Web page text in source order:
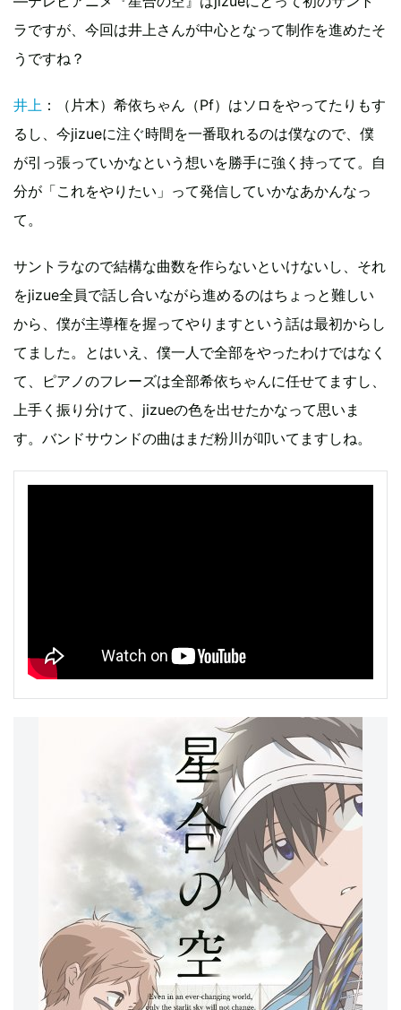
ラですが、今回は井上さんが中心となって制作を進めたそ
うですね？
井上 ：（片木）希依ちゃん（Pf）はソロをやってたりもす
るし、今jizueに注ぐ時間を一番取れるのは僕なので、僕
が引っ張っていかなという想いを勝手に強く持ってて。自
分が「これをやりたい」って発信していかなあかんなっ
て。
サントラなので結構な曲数を作らないといけないし、それ
をjizue全員で話し合いながら進めるのはちょっと難しい
から、僕が主導権を握ってやりますという話は最初からし
てました。とはいえ、僕一人で全部をやったわけではなく
て、ピアノのフレーズは全部希依ちゃんに任せてますし、
上手く振り分けて、jizueの色を出せたかなって思いま
す。バンドサウンドの曲はまだ粉川が叩いてますしね。